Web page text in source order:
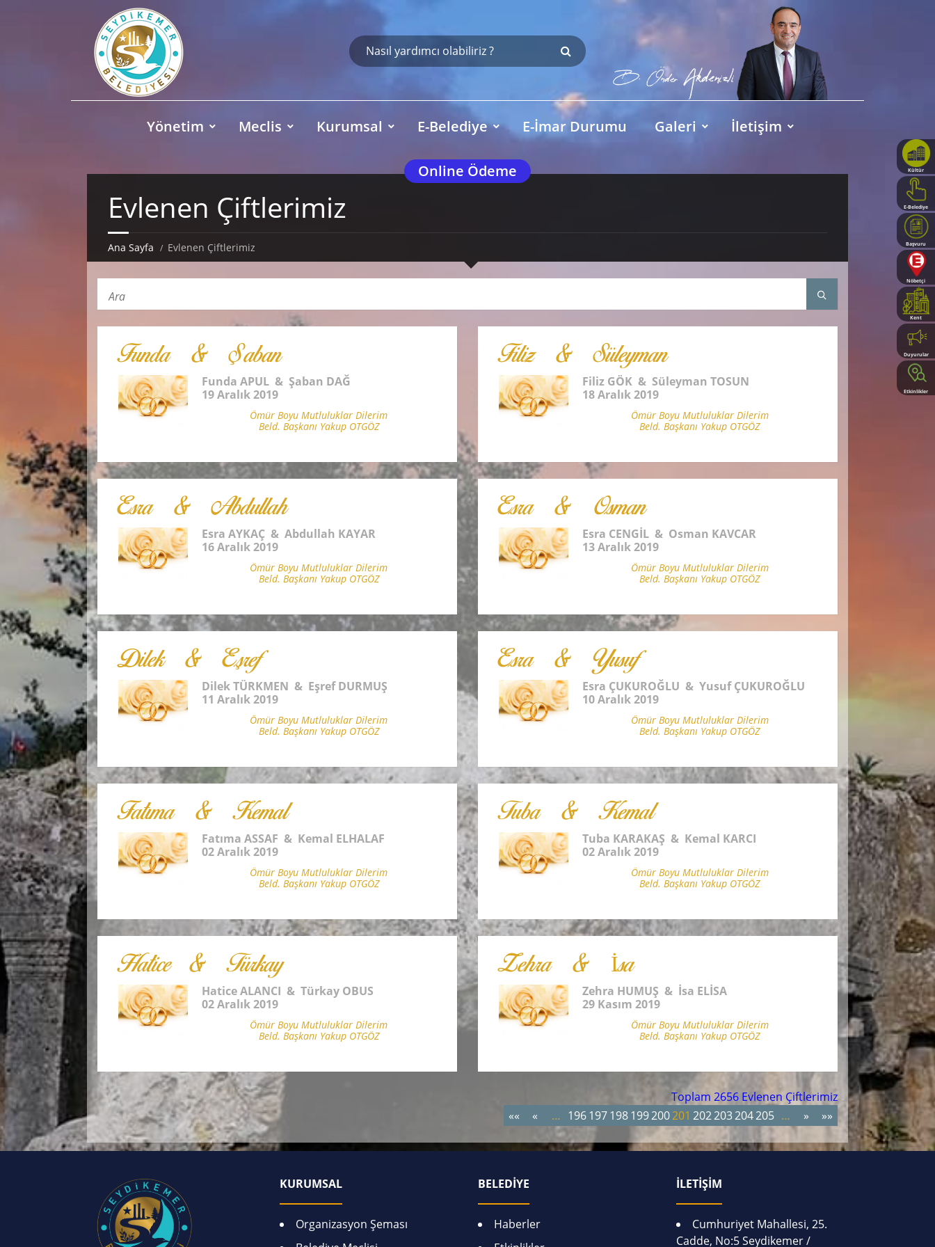
Yönetim Meclis Kurumsal E-Belediye E-İmar Durumu Galeri İletişim
Online Ödeme
Kültür
Haritası
E-Belediye
Başvuru
Rehberi
Nöbetçi
Eczaneler
Kent
Rehberi
Duyurular
Etkinlikler
Evlenen Çiftlerimiz
Ana Sayfa Evlenen Çiftlerimiz
Funda & Şaban
Funda APUL & Şaban DAĞ
19 Aralık 2019
Ömür Boyu Mutluluklar Dilerim
Beld. Başkanı Yakup OTGÖZ
Filiz & Süleyman
Filiz GÖK & Süleyman TOSUN
18 Aralık 2019
Ömür Boyu Mutluluklar Dilerim
Beld. Başkanı Yakup OTGÖZ
Esra & Abdullah
Esra AYKAÇ & Abdullah KAYAR
16 Aralık 2019
Ömür Boyu Mutluluklar Dilerim
Beld. Başkanı Yakup OTGÖZ
Esra & Osman
Esra CENGİL & Osman KAVCAR
13 Aralık 2019
Ömür Boyu Mutluluklar Dilerim
Beld. Başkanı Yakup OTGÖZ
Dilek & Eşref
Dilek TÜRKMEN & Eşref DURMUŞ
11 Aralık 2019
Ömür Boyu Mutluluklar Dilerim
Beld. Başkanı Yakup OTGÖZ
Esra & Yusuf
Esra ÇUKUROĞLU & Yusuf ÇUKUROĞLU
10 Aralık 2019
Ömür Boyu Mutluluklar Dilerim
Beld. Başkanı Yakup OTGÖZ
Fatıma & Kemal
Fatıma ASSAF & Kemal ELHALAF
02 Aralık 2019
Ömür Boyu Mutluluklar Dilerim
Beld. Başkanı Yakup OTGÖZ
Tuba & Kemal
Tuba KARAKAŞ & Kemal KARCI
02 Aralık 2019
Ömür Boyu Mutluluklar Dilerim
Beld. Başkanı Yakup OTGÖZ
Hatice & Türkay
Hatice ALANCI & Türkay OBUS
02 Aralık 2019
Ömür Boyu Mutluluklar Dilerim
Beld. Başkanı Yakup OTGÖZ
Zehra & İsa
Zehra HUMUŞ & İsa ELİSA
29 Kasım 2019
Ömür Boyu Mutluluklar Dilerim
Beld. Başkanı Yakup OTGÖZ
Toplam 2656 Evlenen Çiftlerimiz
««
« … 196197198199200201 202203204205 … » »»
KURUMSAL
Organizasyon Şeması
BELEDİYE
Haberler
İLETİŞİM
Cumhuriyet Mahallesi, 25.
Cadde, No:5 Seydikemer /